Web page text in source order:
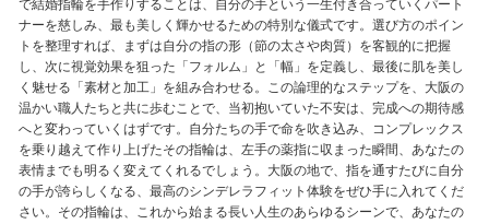
で結婚指輪を手作りすることは、自分の手という一生付き合っていくパート
ナーを慈しみ、最も美しく輝かせるための特別な儀式です。選び方のポイン
トを整理すれば、まずは自分の指の形（節の太さや肉質）を客観的に把握
し、次に視覚効果を狙った「フォルム」と「幅」を定義し、最後に肌を美し
く魅せる「素材と加工」を組み合わせる。この論理的なステップを、大阪の
温かい職人たちと共に歩むことで、当初抱いていた不安は、完成への期待感
へと変わっていくはずです。自分たちの手で命を吹き込み、コンプレックス
を乗り越えて作り上げたその指輪は、左手の薬指に収まった瞬間、あなたの
表情までも明るく変えてくれるでしょう。大阪の地で、指を通すたびに自分
の手が誇らしくなる、最高のシンデレラフィット体験をぜひ手に入れてくだ
さい。その指輪は、これから始まる長い人生のあらゆるシーンで、あなたの